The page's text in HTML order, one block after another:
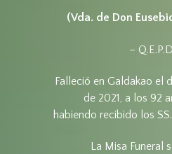
(Vda. de Don
–
Falleció en Galdakao el
de 2021, a los 92
habiendo recibido los
La Misa Funeral